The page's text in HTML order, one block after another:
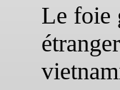
Le foie